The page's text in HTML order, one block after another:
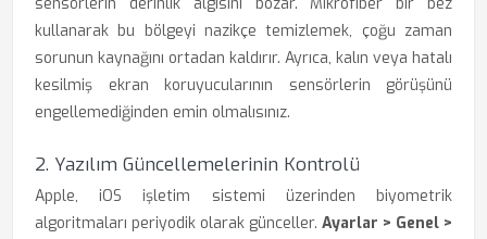
kullanarak bu bölgeyi nazikçe temizlemek, çoğu zaman
sorunun kaynağını ortadan kaldırır. Ayrıca, kalın veya hatalı
kesilmiş ekran koruyucularının sensörlerin görüşünü
engellemediğinden emin olmalısınız.
2. Yazılım Güncellemelerinin Kontrolü
Apple, iOS işletim sistemi üzerinden biyometrik
algoritmaları periyodik olarak günceller. Ayarlar > Genel >